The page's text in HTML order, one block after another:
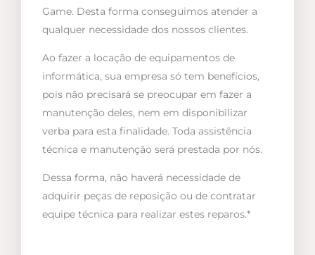
Game. Desta forma conseguimos atender a
qualquer necessidade dos nossos clientes.
Ao fazer a locação de equipamentos de
informática, sua empresa só tem benefícios,
pois não precisará se preocupar em fazer a
manutenção deles, nem em disponibilizar
verba para esta finalidade. Toda assistência
técnica e manutenção será prestada por nós.
Dessa forma, não haverá necessidade de
adquirir peças de reposição ou de contratar
equipe técnica para realizar estes reparos.*